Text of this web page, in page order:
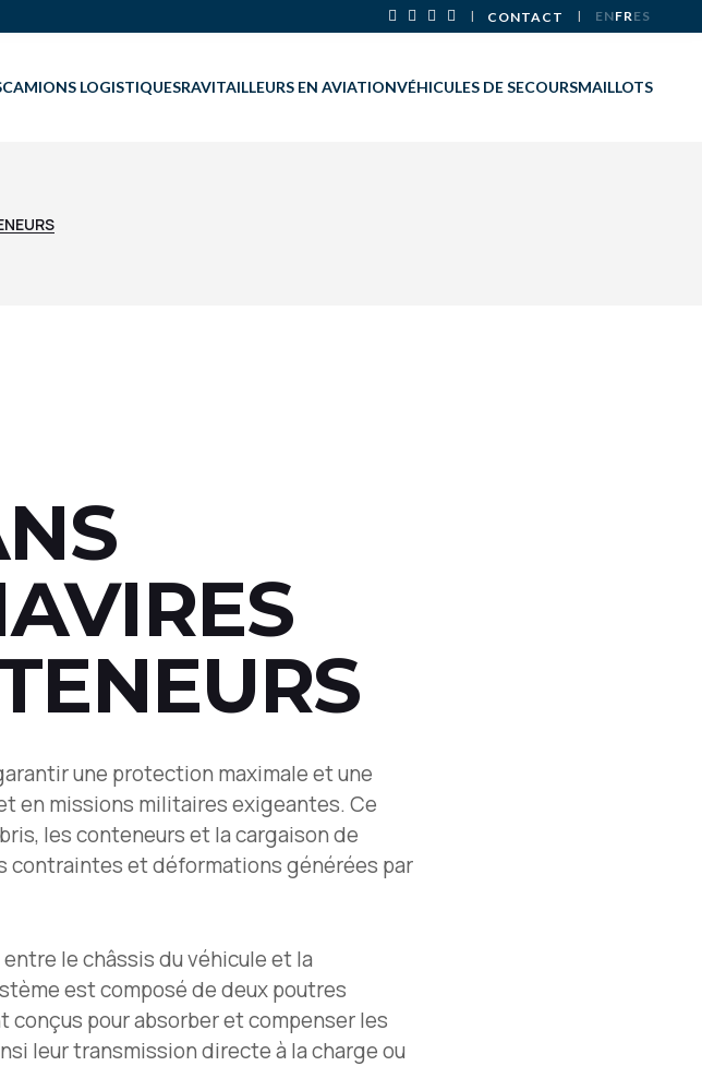
CONTACT ENFRES
CAMIONS LOGISTIQUESRAVITAILLEURS EN AVIATIONVÉHICULES DE SECOURSMAILLOTS
une protection maximale et une
en missions militaires exigeantes. Ce
les conteneurs et la cargaison de
contraintes et déformations générées par
le châssis du véhicule et la
est composé de deux poutres
pour absorber et compenser les
leur transmission directe à la charge ou